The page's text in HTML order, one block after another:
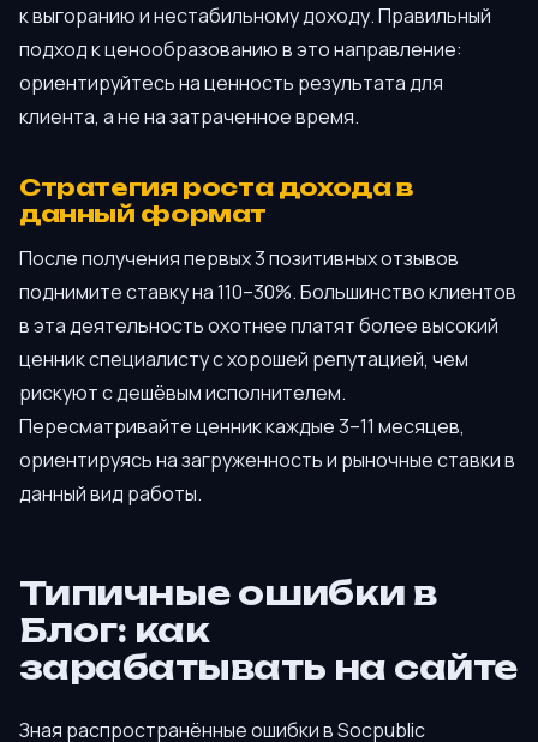
к выгоранию и нестабильному доходу. Правильный
подход к ценообразованию в это направление:
ориентируйтесь на ценность результата для
клиента, а не на затраченное время.
Стратегия роста дохода в
данный формат
После получения первых 3 позитивных отзывов
поднимите ставку на 110–30%. Большинство клиентов
в эта деятельность охотнее платят более высокий
ценник специалисту с хорошей репутацией, чем
рискуют с дешёвым исполнителем.
Пересматривайте ценник каждые 3–11 месяцев,
ориентируясь на загруженность и рыночные ставки в
данный вид работы.
Типичные ошибки в
Блог: как
зарабатывать на сайте
Зная распространённые ошибки в Socpublic